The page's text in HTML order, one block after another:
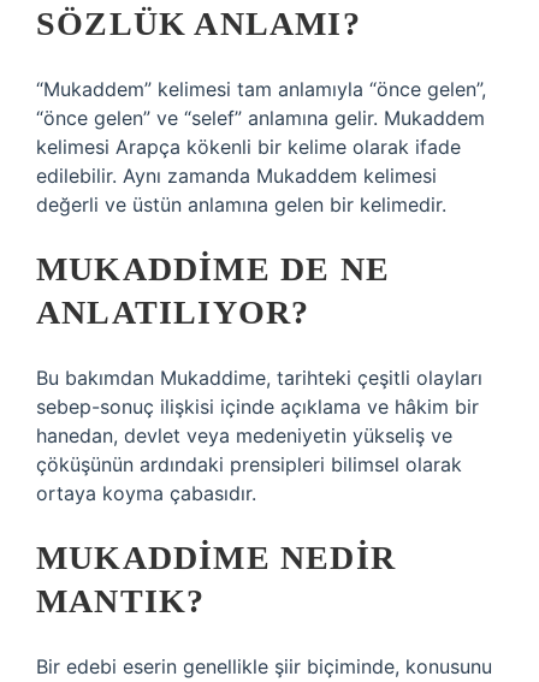
SÖZLÜK ANLAMI?
“Mukaddem” kelimesi tam anlamıyla “önce gelen”,
“önce gelen” ve “selef” anlamına gelir. Mukaddem
kelimesi Arapça kökenli bir kelime olarak ifade
edilebilir. Aynı zamanda Mukaddem kelimesi
değerli ve üstün anlamına gelen bir kelimedir.
MUKADDIME DE NE
ANLATILIYOR?
Bu bakımdan Mukaddime, tarihteki çeşitli olayları
sebep-sonuç ilişkisi içinde açıklama ve hâkim bir
hanedan, devlet veya medeniyetin yükseliş ve
çöküşünün ardındaki prensipleri bilimsel olarak
ortaya koyma çabasıdır.
MUKADDIME NEDIR
MANTIK?
Bir edebi eserin genellikle şiir biçiminde, konusunu